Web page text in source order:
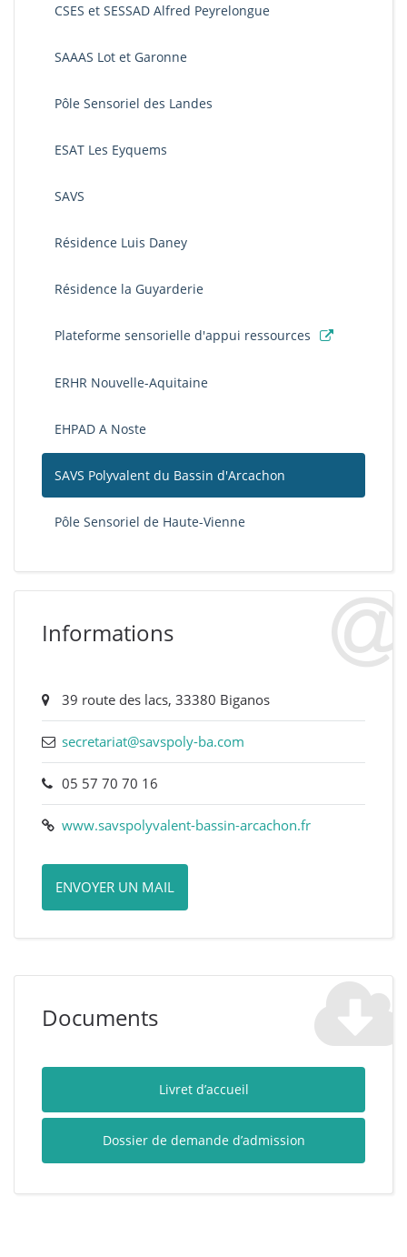
CSES et SESSAD Alfred Peyrelongue
SAAAS Lot et Garonne
Pôle Sensoriel des Landes
ESAT Les Eyquems
SAVS
Résidence Luis Daney
Résidence la Guyarderie
Plateforme sensorielle d'appui ressources
ERHR Nouvelle-Aquitaine
EHPAD A Noste
SAVS Polyvalent du Bassin d'Arcachon
Pôle Sensoriel de Haute-Vienne
Informations
39 route des lacs, 33380 Biganos
secretariat@savspoly-ba.com
05 57 70 70 16
www.savspolyvalent-bassin-arcachon.fr
ENVOYER UN MAIL
Documents
Livret d’accueil
Dossier de demande d’admission